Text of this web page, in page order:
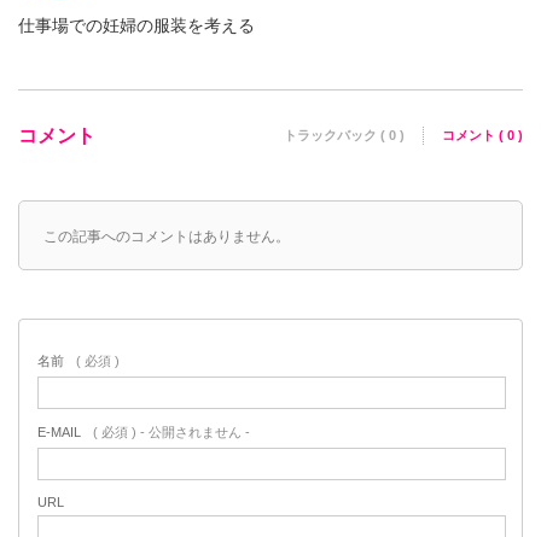
仕事場での妊婦の服装を考える
コメント トラックバック ( 0 ) コメント ( 0 )
この記事へのコメントはありません。
名前 ( 必須 )
E-MAIL ( 必須 ) - 公開されません -
URL